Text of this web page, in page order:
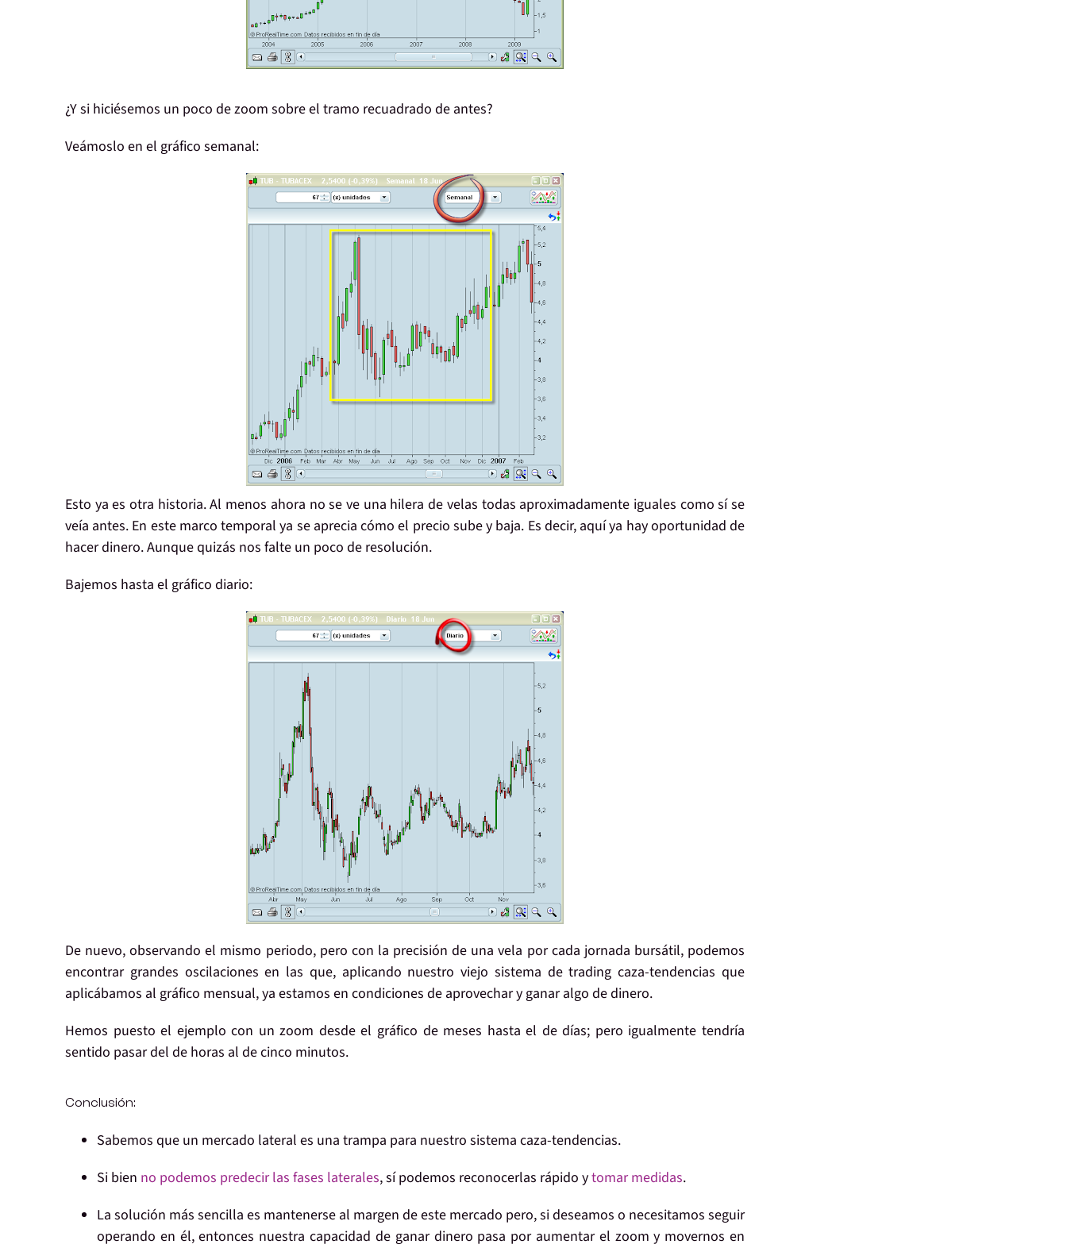
¿Y si hiciésemos un poco de zoom sobre el tramo recuadrado de antes?
Veámoslo en el gráfico semanal:
Esto ya es otra historia. Al menos ahora no se ve una hilera de velas todas aproximadamente iguales como sí se
veía antes. En este marco temporal ya se aprecia cómo el precio sube y baja. Es decir, aquí ya hay oportunidad de
hacer dinero. Aunque quizás nos falte un poco de resolución.
Bajemos hasta el gráfico diario:
De nuevo, observando el mismo periodo, pero con la precisión de una vela por cada jornada bursátil, podemos
encontrar grandes oscilaciones en las que, aplicando nuestro viejo sistema de trading caza-tendencias que
aplicábamos al gráfico mensual, ya estamos en condiciones de aprovechar y ganar algo de dinero.
Hemos puesto el ejemplo con un zoom desde el gráfico de meses hasta el de días; pero igualmente tendría
sentido pasar del de horas al de cinco minutos.
Conclusión:
Sabemos que un mercado lateral es una trampa para nuestro sistema caza-tendencias.
Si bien no podemos predecir las fases laterales, sí podemos reconocerlas rápido ytomar medidas.
La solución más sencilla es mantenerse al margen de este mercado pero, si deseamos o necesitamos seguir
operando en él, entonces nuestra capacidad de ganar dinero pasa por aumentar el zoom y movernos en